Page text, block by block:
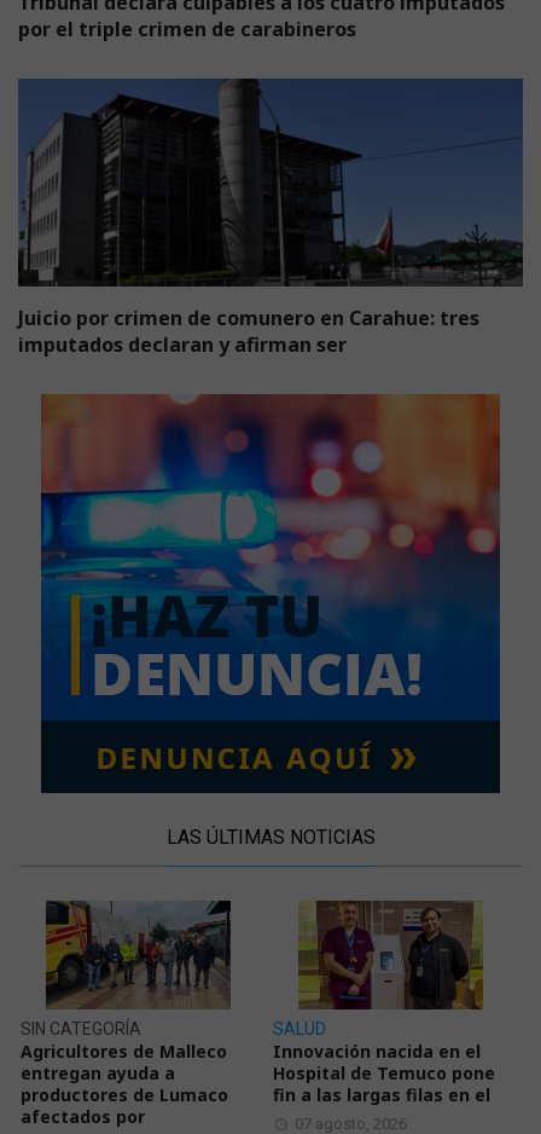
por el triple crimen de carabineros
Juicio por crimen de comunero en Carahue: tres
imputados declaran y afirman ser
LAS ÚLTIMAS NOTICIAS
SIN CATEGORÍA
Agricultores de Malleco
entregan ayuda a
productores de Lumaco
afectados por
SALUD
Innovación nacida en el
Hospital de Temuco pone
fin a las largas filas en el
07 agosto, 2026